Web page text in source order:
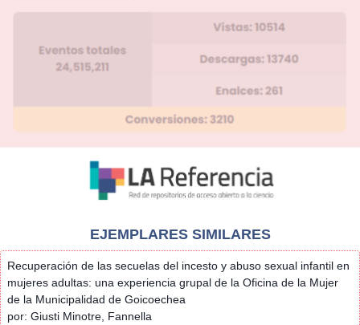
EJEMPLARES SIMILARES
Recuperación de las secuelas del incesto y abuso sexual infantil en
mujeres adultas: una experiencia grupal de la Oficina de la Mujer
de la Municipalidad de Goicoechea
por: Giusti Minotre, Fannella